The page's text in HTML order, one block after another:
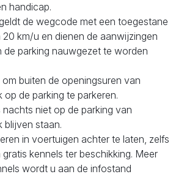
handicap.
de wegcode met een toegestane
km/u en dienen de aanwijzingen
parking nauwgezet te worden
buiten de openingsuren van
op de parking te parkeren.
nachts niet op de parking van
blijven staan.
in voertuigen achter te laten, zelfs
kennels ter beschikking. Meer
wordt u aan de infostand